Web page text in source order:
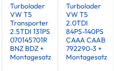
Turbolader
VW T5
Transporter
2.5TDI 131PS
070145701R
BNZ BDZ +
Montagesatz
Turbolader
VW T5
2.0TDI
84PS-140PS
CAAA CAAB
792290-3 +
Montagesatz